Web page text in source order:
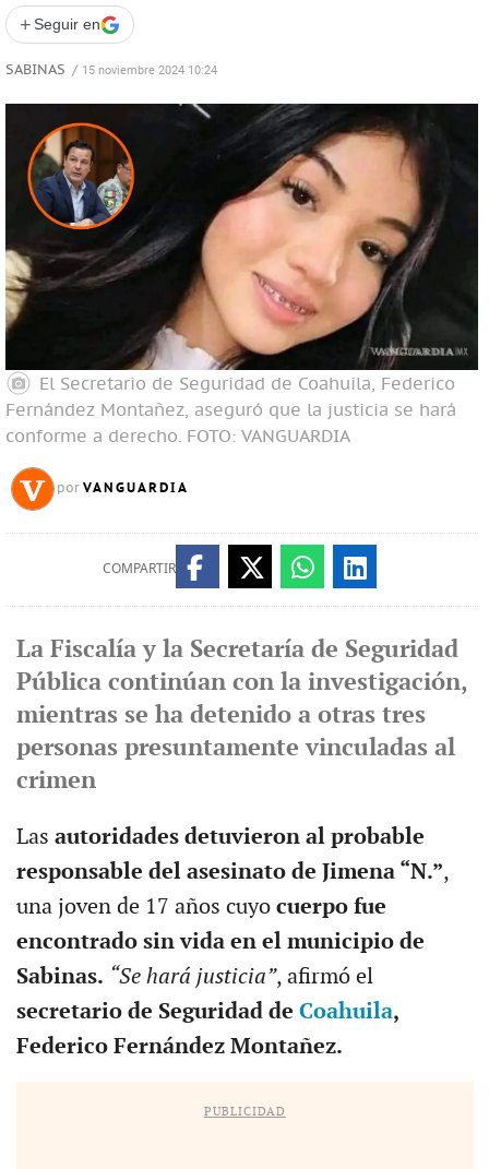
+ Seguir en
SABINAS / 15 noviembre 2024 10:24
El Secretario de Seguridad de Coahuila, Federico
Fernández Montañez, aseguró que la justicia se hará
conforme a derecho. FOTO: VANGUARDIA
por VANGUARDIA
COMPARTIR
La Fiscalía y la Secretaría de Seguridad
Pública continúan con la investigación,
mientras se ha detenido a otras tres
personas presuntamente vinculadas al
crimen
Las autoridades detuvieron al probable
responsable del asesinato de Jimena “N.”,
una joven de 17 años cuyo cuerpo fue
encontrado sin vida en el municipio de
Sabinas. “Se hará justicia”, afirmó el
secretario de Seguridad de Coahuila,
Federico Fernández Montañez.
PUBLICIDAD